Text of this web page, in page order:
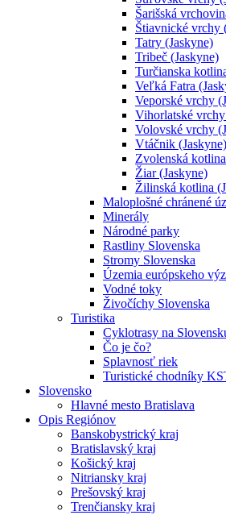
Šarišská
Štiavnické vrchy
Tatry (Jaskyne)
Tribeč (Jaskyne)
Turčianska
Veľká Fatra
Veporské vrchy
Vihorlatské
Volovské vrchy
Vtáčnik (Jaskyne)
Zvolenská
Žiar (Jaskyne)
Žilinská kotlina
Maloplošné chránené
Minerály
Národné parky
Rastliny Slovenska
Stromy Slovenska
Územia európskeho
Vodné toky
Živočíchy Slovenska
Turistika
Cyklotrasy na
Čo je čo?
Splavnosť riek
Turistické chodníky
Slovensko
Hlavné mesto Bratislava
Opis Regiónov
Banskobystrický kraj
Bratislavský kraj
Košický kraj
Nitriansky kraj
Prešovský kraj
Trenčiansky kraj